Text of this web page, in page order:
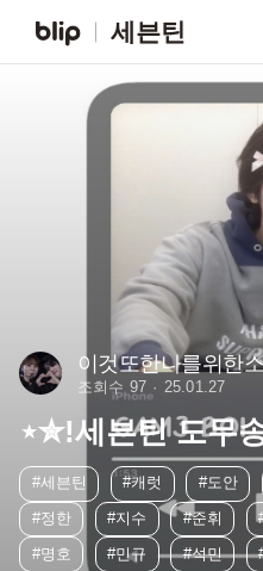
세븐틴
이것또한나를위한
조회수 97 25.01.27
⋆✮!세븐틴 도무
#세븐틴 #캐럿 #도안
#정한
#지수 #준휘
#명호
#민규 #석민